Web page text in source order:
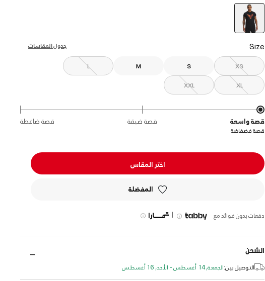
Size جدول المقاسات
XS
S
M
L
XL
XXL
قصة واسعة قصة ضيقة قصة ضاغطة
قصة فضفاضة
اختر المقاس
المفضلة
دفعات بدون فوائد مع |
الشحن
التوصيل بين:الجمعة, 14 أغسطس - الأحد, 16 أغسطس